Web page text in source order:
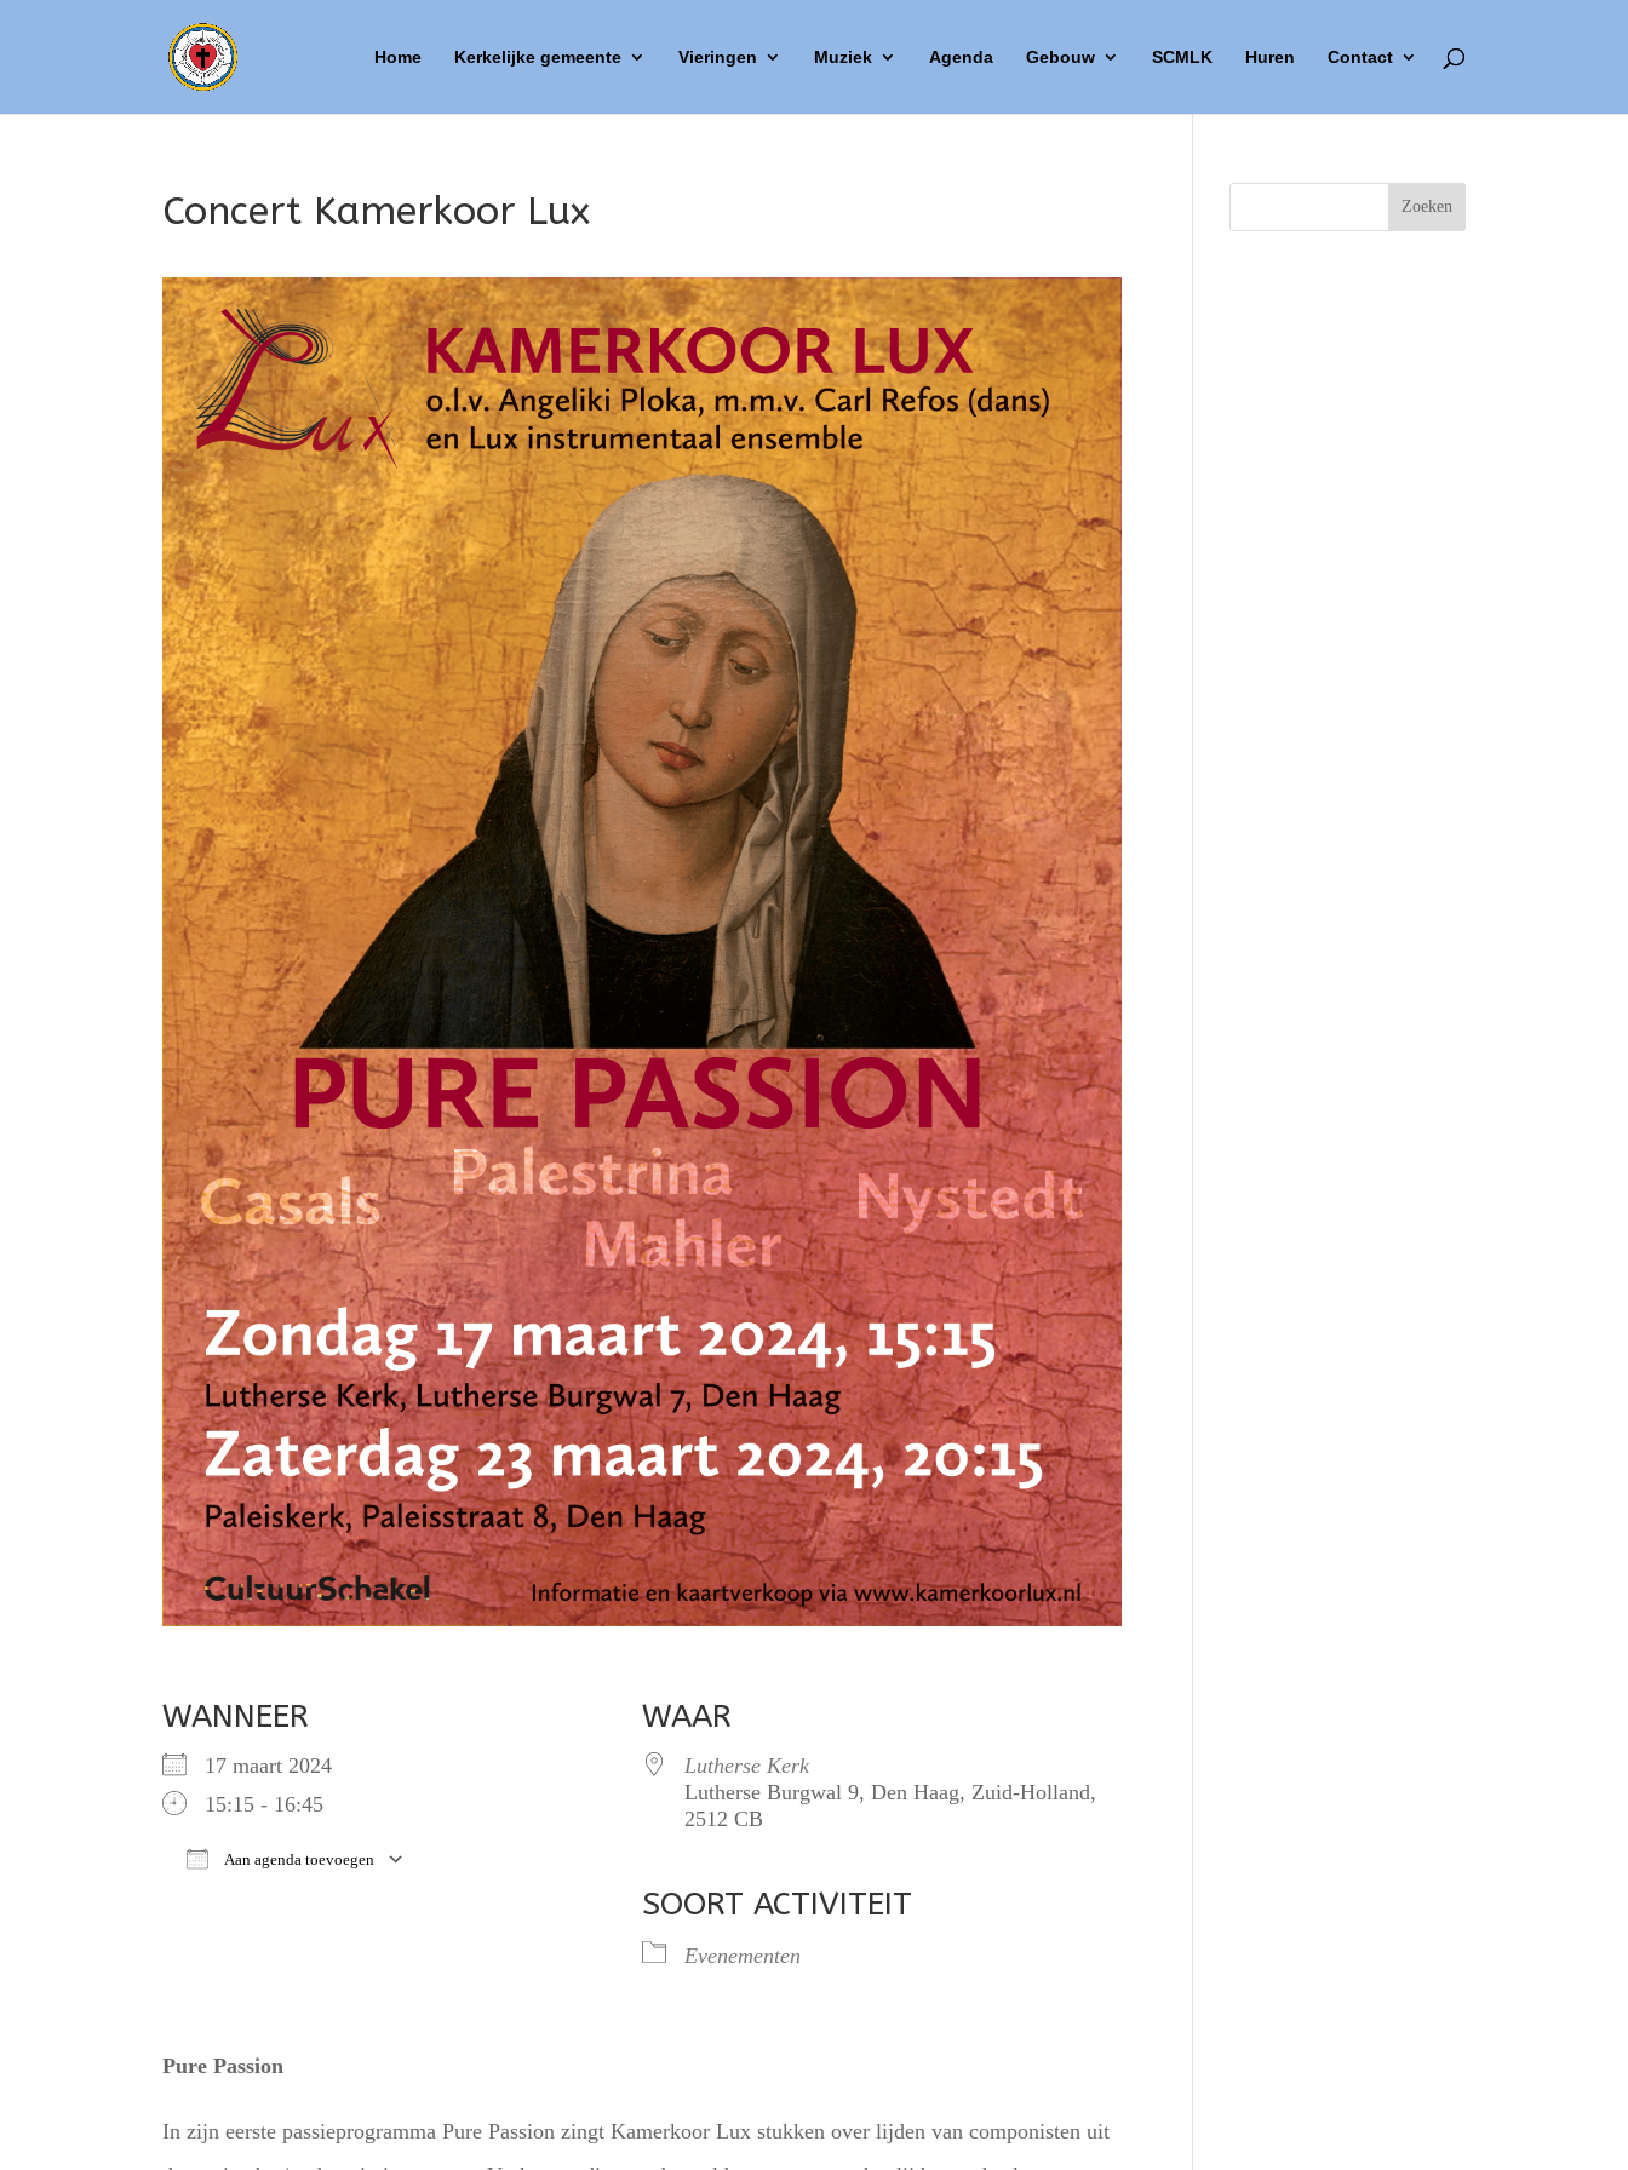
Home Kerkelijke gemeente Vieringen Muziek Agenda Gebouw SCMLK Huren Contact
Concert Kamerkoor Lux
WANNEER
17 maart 2024
15:15 - 16:45
Aan agenda toevoegen
iCalendar
WAAR
Lutherse Kerk
Lutherse Burgwal 9, Den Haag, Zuid-Holland,
2512 CB
SOORT ACTIVITEIT
Evenementen
Pure Passion
In zijn eerste passieprogramma Pure Passion zingt Kamerkoor Lux stukken over lijden van componisten uit